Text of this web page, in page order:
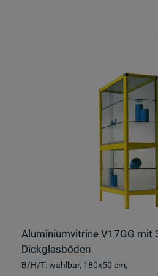
Aluminiumvitrine V17GG mit
Dickglasböden
B/H/T: wählbar, 180x50 cm,